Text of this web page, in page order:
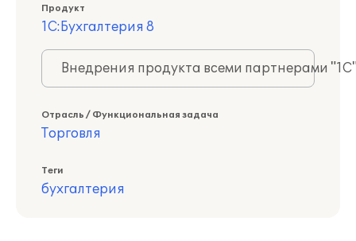
Продукт
1С:Бухгалтерия 8
Внедрения продукта всеми партнерами
Отрасль / Функциональная задача
Торговля
Теги
бухгалтерия